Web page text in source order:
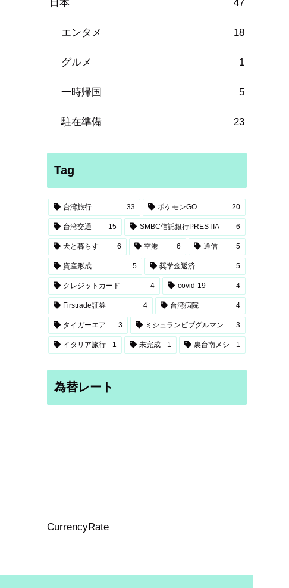
日本 47
エンタメ 18
グルメ 1
一時帰国 5
駐在準備 23
Tag
台湾旅行 33 ポケモンGO 20
台湾交通 15 SMBC信託銀行PRESTIA 6
犬と暮らす 6 空港 6 通信 5
資産形成 5 奨学金返済 5
クレジットカード 4 covid-19 4
Firstrade証券 4 台湾病院 4
タイガーエア 3 ミシュランビブグルマン 3
イタリア旅行 1 未完成 1 裏台南メシ 1
為替レート
CurrencyRate